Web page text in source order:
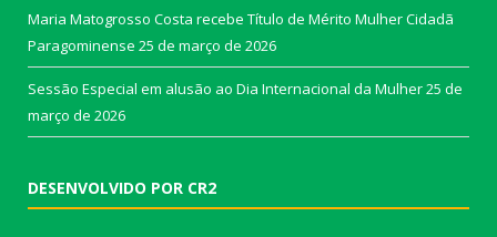
Maria Matogrosso Costa recebe Título de Mérito Mulher Cidadã
Paragominense 25 de março de 2026
Sessão Especial em alusão ao Dia Internacional da Mulher25 de
março de 2026
DESENVOLVIDO POR CR2